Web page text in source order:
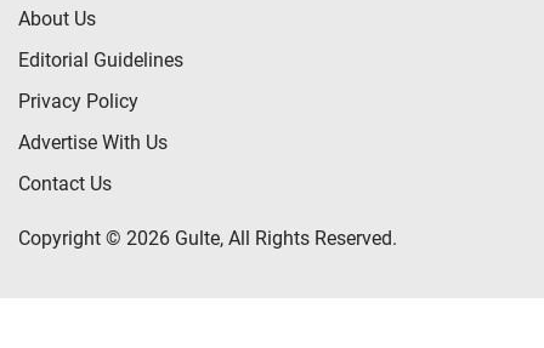
About Us
Editorial Guidelines
Privacy Policy
Advertise With Us
Contact Us
Copyright © 2026 Gulte, All Rights Reserved.